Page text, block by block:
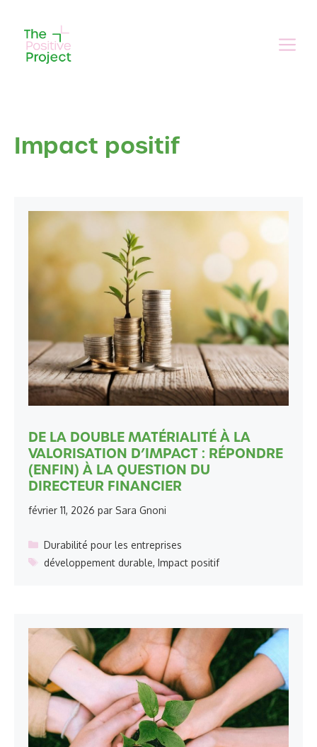
contenu
Impact positif
DE LA DOUBLE MATÉRIALITÉ À LA
VALORISATION D’IMPACT : RÉPONDRE
(ENFIN) À LA QUESTION DU
DIRECTEUR FINANCIER
février 11, 2026 par Sara Gnoni
Catégories
Durabilité pour les entreprises
Étiquettes
développement durable,Impact positif